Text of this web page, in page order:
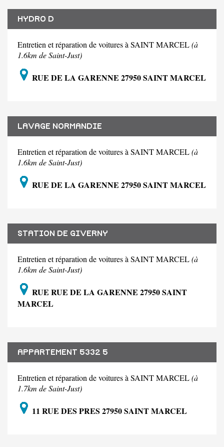
HYDRO D
Entretien et réparation de voitures à SAINT MARCEL(à
1.6km de Saint-Just)
RUE DE LA GARENNE 27950 SAINT MARCEL
LAVAGE NORMANDIE
Entretien et réparation de voitures à SAINT MARCEL(à
1.6km de Saint-Just)
RUE DE LA GARENNE 27950 SAINT MARCEL
STATION DE GIVERNY
Entretien et réparation de voitures à SAINT MARCEL(à
1.6km de Saint-Just)
RUE RUE DE LA GARENNE 27950 SAINT
MARCEL
APPARTEMENT 5332 5
Entretien et réparation de voitures à SAINT MARCEL(à
1.7km de Saint-Just)
11 RUE DES PRES 27950 SAINT MARCEL